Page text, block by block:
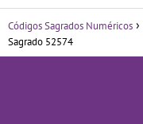
Códigos Sagrados Numéricos
Sagrado 52574